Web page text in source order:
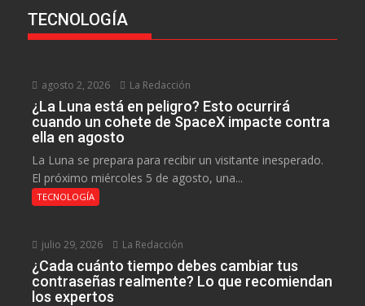
TECNOLOGÍA
agosto 2, 2026 La Redacción
¿La Luna está en peligro? Esto ocurrirá
cuando un cohete de SpaceX impacte contra
ella en agosto
La Luna se prepara para recibir un visitante inesperado.
El próximo miércoles 5 de agosto, una...
TECNOLOGÍA
julio 29, 2026 La Redacción
¿Cada cuánto tiempo debes cambiar tus
contraseñas realmente? Lo que recomiendan
los expertos